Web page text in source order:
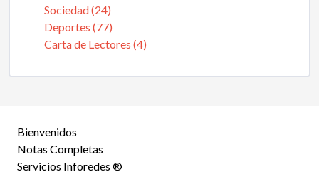
Sociedad (24)
Deportes (77)
Carta de Lectores (4)
Bienvenidos
Notas Completas
Servicios Inforedes ®